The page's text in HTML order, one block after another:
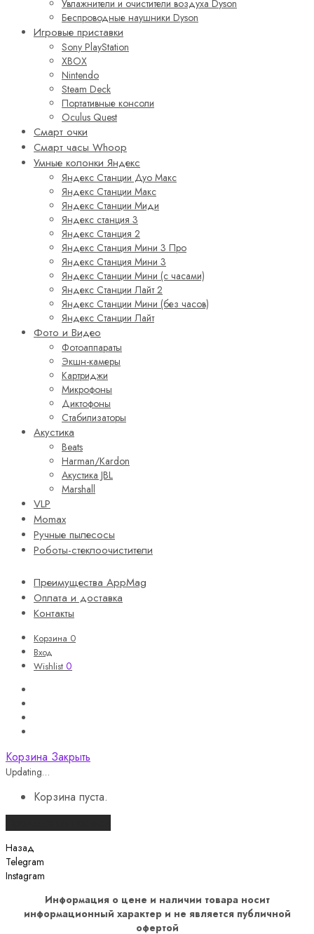
Увлажнители и очистители воздуха Dyson
Беспроводные наушники Dyson
Игровые приставки
Sony PlayStation
XBOX
Nintendo
Steam Deck
Портативные консоли
Oculus Quest
Смарт очки
Смарт часы Whoop
Умные колонки Яндекс
Яндекс Станции Дуо Макс
Яндекс Станции Макс
Яндекс Станции Миди
Яндекс станция 3
Яндекс Станция 2
Яндекс Станция Мини 3 Про
Яндекс Станция Мини 3
Яндекс Станции Мини (с часами)
Яндекс Станции Лайт 2
Яндекс Станции Мини (без часов)
Яндекс Станции Лайт
Фото и Видео
Фотоаппараты
Экшн-камеры
Картриджи
Микрофоны
Диктофоны
Стабилизаторы
Акустика
Beats
Harman/Kardon
Акустика JBL
Marshall
VLP
Momax
Ручные пылесосы
Роботы-стеклоочистители
Преимущества AppMag
Оплата и доставка
Контакты
Корзина 0
Вход
Wishlist 0
Корзина Закрыть
Updating…
Корзина пуста.
Назад
Telegram
Instagram
Информация о цене и наличии товара носит
информационный характер и не является публичной
офертой